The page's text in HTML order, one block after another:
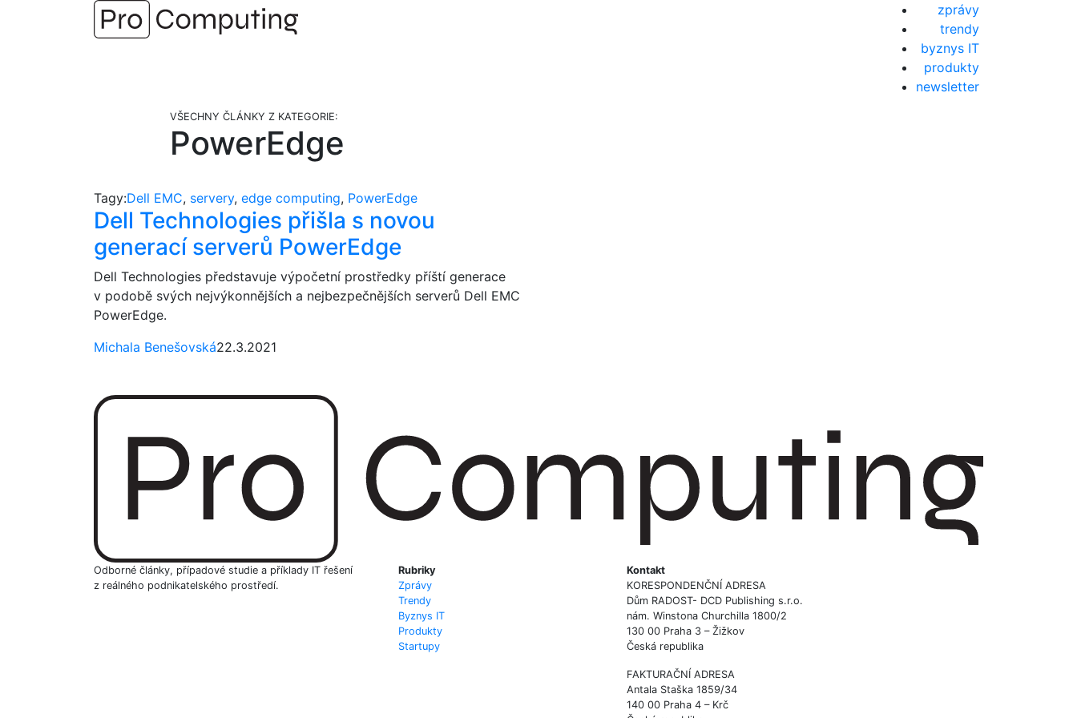
zprávy
trendy
byznys IT
produkty
newsletter
VŠECHNY ČLÁNKY Z KATEGORIE:
PowerEdge
Tagy:Dell EMC, servery, edge computing, PowerEdge
Dell Technologies přišla s novou
generací serverů PowerEdge
Dell Technologies představuje výpočetní prostředky příští generace
v podobě svých nejvýkonnějších a nejbezpečnějších serverů Dell EMC
PowerEdge.
Michala Benešovská22.3.2021
Odborné články, případové studie a příklady IT řešení
z reálného podnikatelského prostředí.
Rubriky
Zprávy
Trendy
Byznys IT
Produkty
Startupy
Kontakt
KORESPONDENČNÍ ADRESA
Dům RADOST- DCD Publishing s.r.o.
nám. Winstona Churchilla 1800/2
130 00 Praha 3 – Žižkov
Česká republika
FAKTURAČNÍ ADRESA
Antala Staška 1859/34
140 00 Praha 4 – Krč